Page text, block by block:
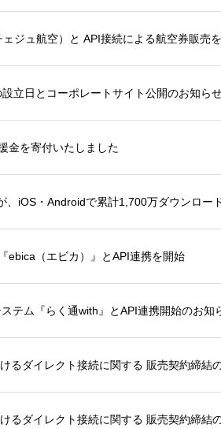
ジュ航空）と API接続による航空券販売
立日とコーポレートサイト公開のお知ら
金を寄付いたしました
、iOS・Androidで累計1,700万ダウンロー
ebica（エビカ）』とAPI連携を開始
テム『らく通with』とAPI連携開始のお知
るダイレクト接続に関する 販売契約締結
るダイレクト接続に関する 販売契約締結